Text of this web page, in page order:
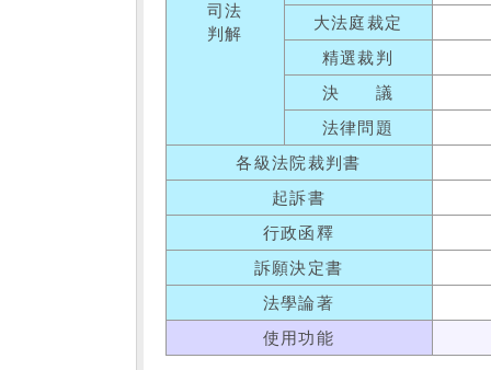
司法
判解
大法庭裁定
精選裁判
決 議
法律問題
各級法院裁判書
起訴書
行政函釋
訴願決定書
法學論著
使用功能